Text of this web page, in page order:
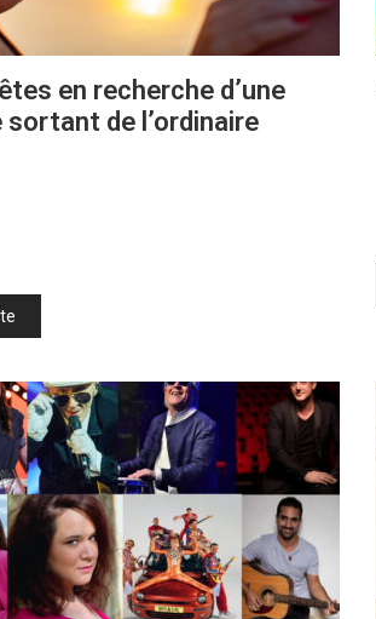
en recherche d’une
sortant de l’ordinaire